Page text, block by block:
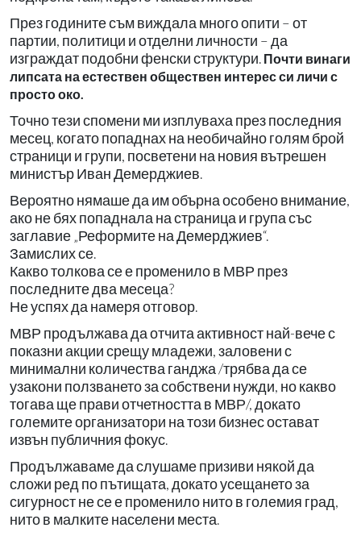
През годините съм виждала много опити – от
партии, политици и отделни личности – да
изграждат подобни фенски структури. Почти винаги
липсата на естествен обществен интерес си личи с
просто око.
Точно тези спомени ми изплуваха през последния
месец, когато попаднах на необичайно голям брой
страници и групи, посветени на новия вътрешен
министър Иван Демерджиев.
Вероятно нямаше да им обърна особено внимание,
ако не бях попаднала на страница и група със
заглавие „Реформите на Демерджиев“.
Замислих се.
Какво толкова се е променило в МВР през
последните два месеца?
Не успях да намеря отговор.
МВР продължава да отчита активност най-вече с
показни акции срещу младежи, заловени с
минимални количества ганджа /трябва да се
узакони ползването за собствени нужди, но какво
тогава ще прави отчетността в МВР/, докато
големите организатори на този бизнес остават
извън публичния фокус.
Продължаваме да слушаме призиви някой да
сложи ред по пътищата, докато усещането за
сигурност не се е променило нито в големия град,
нито в малките населени места.